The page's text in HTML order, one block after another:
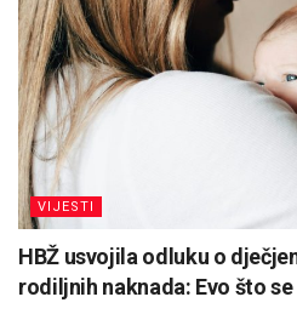
VIJESTI
HBŽ usvojila odluku o
rodiljnih naknada: Evo što